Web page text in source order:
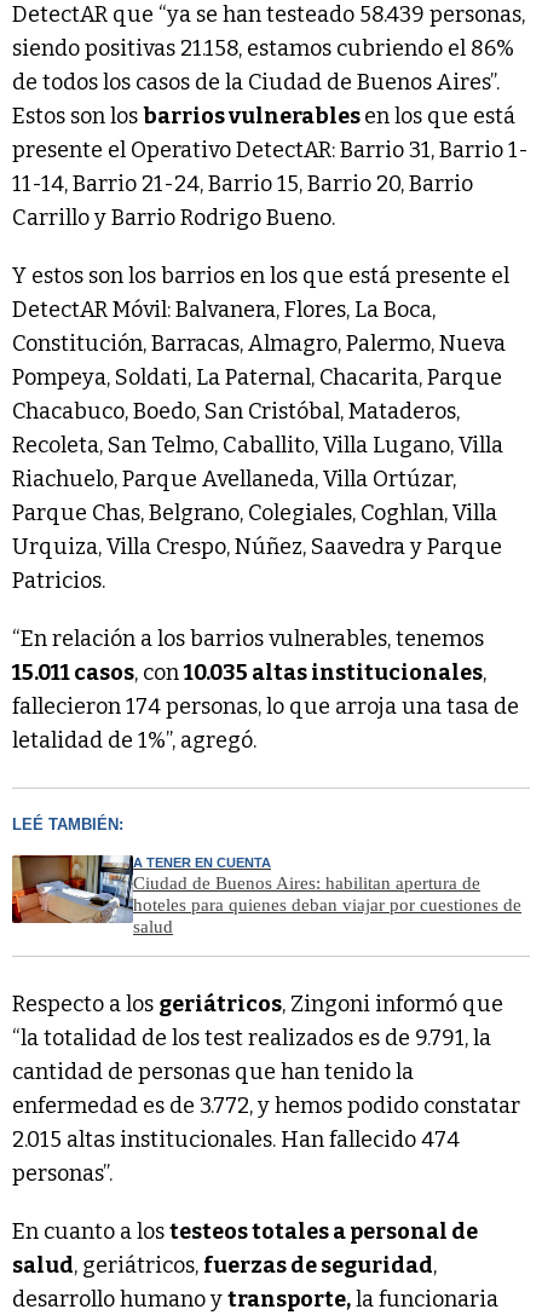
DetectAR que “ya se han testeado 58.439 personas,
siendo positivas 21.158, estamos cubriendo el 86%
de todos los casos de la Ciudad de Buenos Aires”.
Estos son losbarrios vulnerablesen los que está
presente el Operativo DetectAR: Barrio 31, Barrio 1-
11-14, Barrio 21-24, Barrio 15, Barrio 20, Barrio
Carrillo y Barrio Rodrigo Bueno.
Y estos son los barrios en los que está presente el
DetectAR Móvil: Balvanera, Flores, La Boca,
Constitución, Barracas, Almagro, Palermo, Nueva
Pompeya, Soldati, La Paternal, Chacarita, Parque
Chacabuco, Boedo, San Cristóbal, Mataderos,
Recoleta, San Telmo, Caballito, Villa Lugano, Villa
Riachuelo, Parque Avellaneda, Villa Ortúzar,
Parque Chas, Belgrano, Colegiales, Coghlan, Villa
Urquiza, Villa Crespo, Núñez, Saavedra y Parque
Patricios.
“En relación a los barrios vulnerables, tenemos
15.011 casos, con10.035 altas institucionales,
fallecieron 174 personas, lo que arroja una tasa de
letalidad de 1%”, agregó.
LEÉ TAMBIÉN:
A TENER EN CUENTA
Ciudad de Buenos Aires: habilitan apertura de
hoteles para quienes deban viajar por cuestiones de
salud
Respecto a los geriátricos, Zingoni informó que
“la totalidad de los test realizados es de 9.791, la
cantidad de personas que han tenido la
enfermedad es de 3.772, y hemos podido constatar
2.015 altas institucionales. Han fallecido 474
personas”.
En cuanto a lostesteos totales a personal de
salud, geriátricos, fuerzas de seguridad,
desarrollo humano ytransporte,la funcionaria